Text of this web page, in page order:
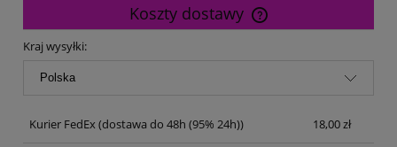
Koszty dostawy
Cena nie zawiera ewentualnych kosztów płatności
Kraj wysyłki:
Kurier FedEx(dostawa do 48h (95% 24h)) 18,00 zł